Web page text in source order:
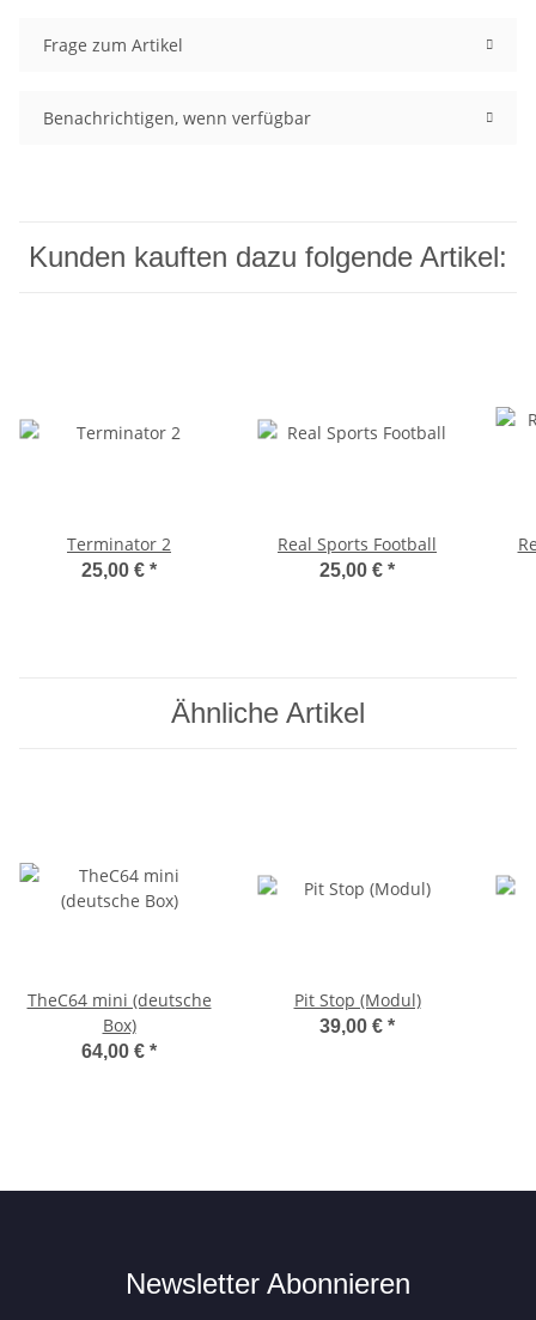
Frage zum Artikel
Benachrichtigen, wenn verfügbar
Kunden kauften dazu folgende Artikel:
Terminator 2
25,00 € *
Real Sports Football
25,00 € *
Ähnliche Artikel
TheC64 mini (deutsche
Box)
64,00 € *
Pit Stop (Modul)
39,00 € *
Newsletter Abonnieren